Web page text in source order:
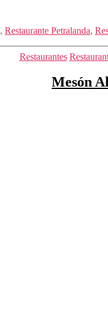
, Restaurante Petralanda,
Restaurantes
Mesón